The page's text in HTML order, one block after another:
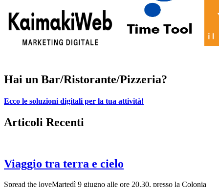
Hai un Bar/Ristorante/Pizzeria?
Ecco le soluzioni digitali per la tua attività!
Articoli Recenti
Viaggio tra terra e cielo
Spread the loveMartedì 9 giugno alle ore 20.30, presso la Colonia